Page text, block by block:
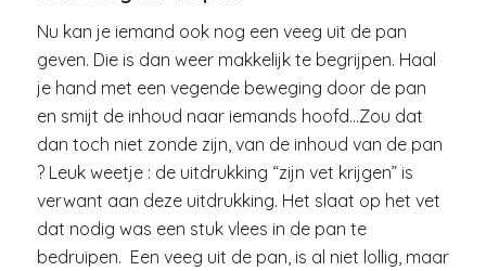
Nu kan je iemand ook nog een veeg uit de pan
geven. Die is dan weer makkelijk te begrijpen. Haal
je hand met een vegende beweging door de pan
en smijt de inhoud naar iemands hoofd…Zou dat
dan toch niet zonde zijn, van de inhoud van de pan
? Leuk weetje : de uitdrukking “zijn vet krijgen” is
verwant aan deze uitdrukking. Het slaat op het vet
dat nodig was een stuk vlees in de pan te
bedruipen. Een veeg uit de pan, is al niet lollig, maar